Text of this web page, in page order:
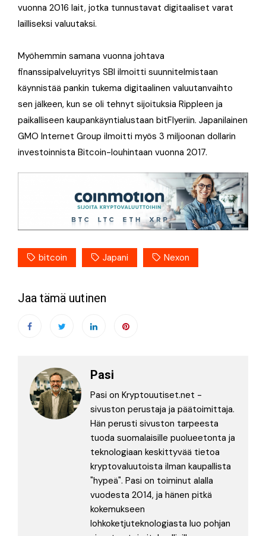
vuonna 2016 lait, jotka tunnustavat digitaaliset varat
lailliseksi valuutaksi.
Myöhemmin samana vuonna johtava
finanssipalveluyritys SBI ilmoitti suunnitelmistaan
käynnistää pankin tukema digitaalinen valuutanvaihto
sen jälkeen, kun se oli tehnyt sijoituksia Rippleen ja
paikalliseen kaupankäyntialustaan bitFlyeriin. Japanilainen
GMO Internet Group ilmoitti myös 3 miljoonan dollarin
investoinnista Bitcoin-louhintaan vuonna 2017.
bitcoin Japani Nexon
Jaa tämä uutinen
Pasi
Pasi on Kryptouutiset.net -
sivuston perustaja ja päätoimittaja.
Hän perusti sivuston tarpeesta
tuoda suomalaisille puolueetonta ja
teknologiaan keskittyvää tietoa
kryptovaluutoista ilman kaupallista
"hypeä". Pasi on toiminut alalla
vuodesta 2014, ja hänen pitkä
kokemukseen
lohkoketjuteknologiasta luo pohjan